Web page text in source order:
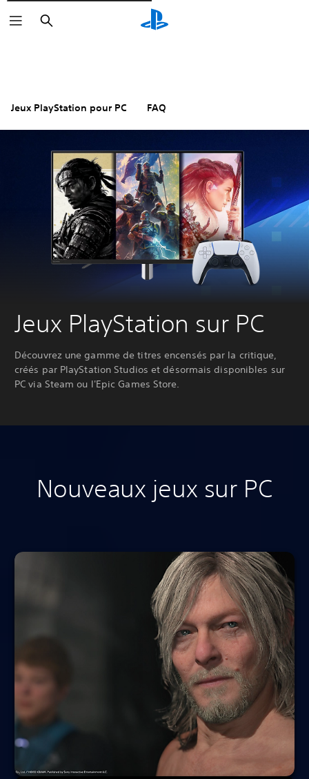
Rechercher
Jeux PlayStation pour PC FAQ
Jeux PlayStation sur PC
Découvrez une gamme de titres encensés par la critique,
créés par PlayStation Studios et désormais disponibles sur
PC via Steam ou l'Epic Games Store.
Nouveaux jeux sur PC